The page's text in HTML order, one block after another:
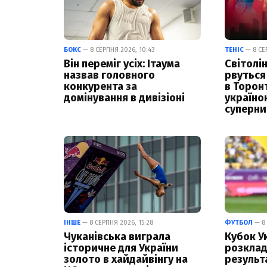
БОКС — 8 СЕРПНЯ 2026, 10:43
Він переміг усіх: Ітаума
назвав головного
конкурента за
домінування в дивізіоні
ТЕНІС— 8
в
ІНШЕ — 8 СЕРПНЯ 2026, 15:28
Чуканівська виграла
історичне для України
золото в хайдайвінгу на
ФУТБОЛ — 8
Кубок